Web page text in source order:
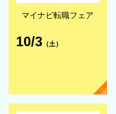
マイナビ転職フェア
10/3 （土）